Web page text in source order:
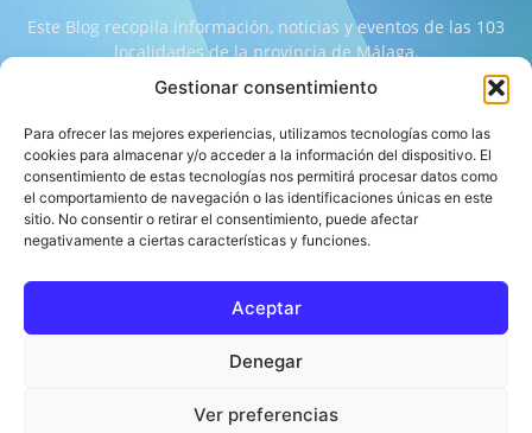
Gestionar consentimiento
Para ofrecer las mejores experiencias, utilizamos tecnologías como las
cookies para almacenar y/o acceder a la información del dispositivo. El
consentimiento de estas tecnologías nos permitirá procesar datos como
el comportamiento de navegación o las identificaciones únicas en este
sitio. No consentir o retirar el consentimiento, puede afectar
negativamente a ciertas características y funciones.
Aceptar
Denegar
Ver preferencias
Este Blog recopila información, noticias y eventos de las 103
localidades de la provincia de Málaga.
Contáctanos:info@103malaga.com
SÍGUENOS
Equipo de 103 Málaga
Aviso Legal